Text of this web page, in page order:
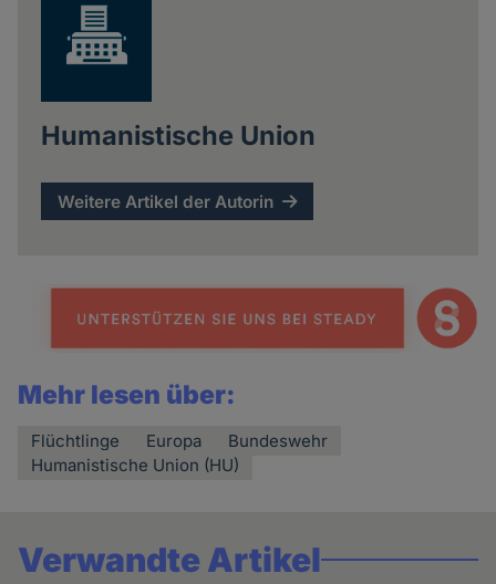
Humanistische Union
Weitere Artikel der Autorin
Mehr lesen über:
Flüchtlinge Europa
Bundeswehr
Humanistische Union (HU)
Verwandte Artikel